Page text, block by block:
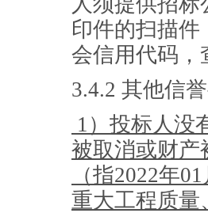
印件的扫描件
会信用代码，
3.4.2 其他信
1）投标人没
被取消或财产
（指2022年
重大工程质量